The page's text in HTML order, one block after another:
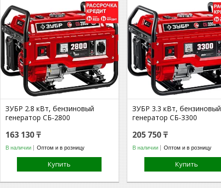
ЗУБР 2.8 кВт, бензиновый
генератор СБ-2800
163 130 ₸
В наличии Оптом и в розницу
Купить
ЗУБР 3.3 кВт, бензиновый
генератор СБ-3300
205 750 ₸
В наличии Оптом и в розницу
Купить